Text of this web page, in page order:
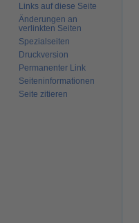
Links auf diese Seite
Änderungen an
verlinkten Seiten
Spezialseiten
Druckversion
Permanenter Link
Seiten­­informationen
Seite zitieren